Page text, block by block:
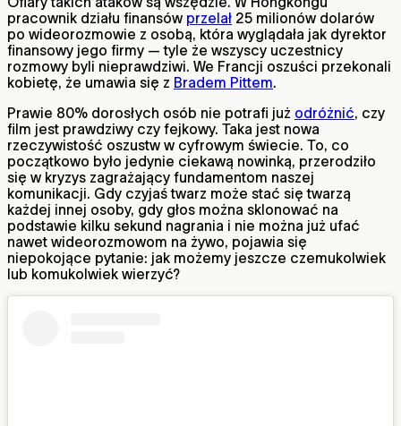
pracownik działu finansów przelał 25 milionów dolarów
po wideorozmowie z osobą, która wyglądała jak dyrektor
finansowy jego firmy — tyle że wszyscy uczestnicy
rozmowy byli nieprawdziwi. We Francji oszuści przekonali
kobietę, że umawia się z Bradem Pittem.
Prawie 80% dorosłych osób nie potrafi już odróżnić, czy
film jest prawdziwy czy fejkowy. Taka jest nowa
rzeczywistość oszustw w cyfrowym świecie. To, co
początkowo było jedynie ciekawą nowinką, przerodziło
się w kryzys zagrażający fundamentom naszej
komunikacji. Gdy czyjaś twarz może stać się twarzą
każdej innej osoby, gdy głos można sklonować na
podstawie kilku sekund nagrania i nie można już ufać
nawet wideorozmowom na żywo, pojawia się
niepokojące pytanie: jak możemy jeszcze czemukolwiek
lub komukolwiek wierzyć?